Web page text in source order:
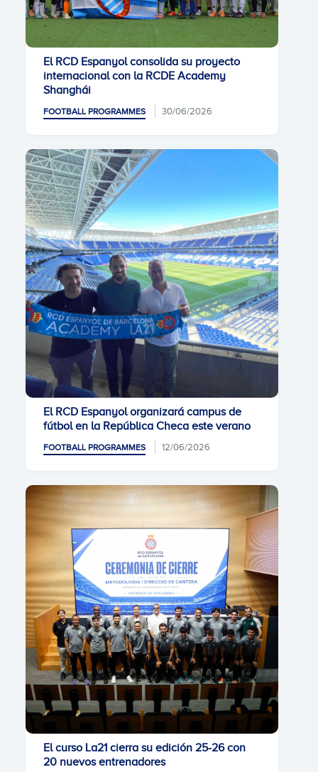
El RCD Espanyol consolida su proyecto
internacional con la RCDE Academy
Shanghái
FOOTBALL PROGRAMMES 30/06/2026
El RCD Espanyol organizará campus de
fútbol en la República Checa este verano
FOOTBALL PROGRAMMES 12/06/2026
El curso La21 cierra su edición 25-26 con
20 nuevos entrenadores